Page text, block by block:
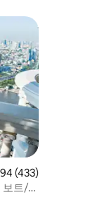
4.94점(5점 만점),
(433)
트/기